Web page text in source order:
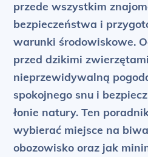
przede wszystkim
bezpieczeństwa i
warunki środowiskowe.
przed dzikimi
nieprzewidywalną
spokojnego snu i
łonie natury. Ten
wybierać miejsce na
obozowisko oraz jak